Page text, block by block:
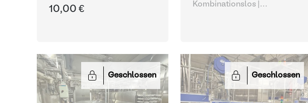
10,00 €
Kombinationslos |
Geschlossen Geschlossen